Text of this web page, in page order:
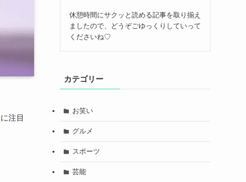
に注目
休憩時間にサクッと読める記事を取り揃え
ましたので、どうぞごゆっくりしていって
くださいね♡
カテゴリー
お笑い
グルメ
スポーツ
芸能